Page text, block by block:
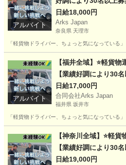
アルバイト
日給18,000円
Arks Japan
奈良県 天理市
「軽貨物ドライバー、ちょっと気になっている
ドライバー 貨物
アルバイト
【福井全域】⭐軽貨
【業績好調により30名
日給17,000円
合同会社Arks Japan
福井県 坂井市
「軽貨物ドライバー、ちょっと気になっている
ドライバー 貨物
【神奈川全域】⭐軽
【業績好調により30名
日給19,000円